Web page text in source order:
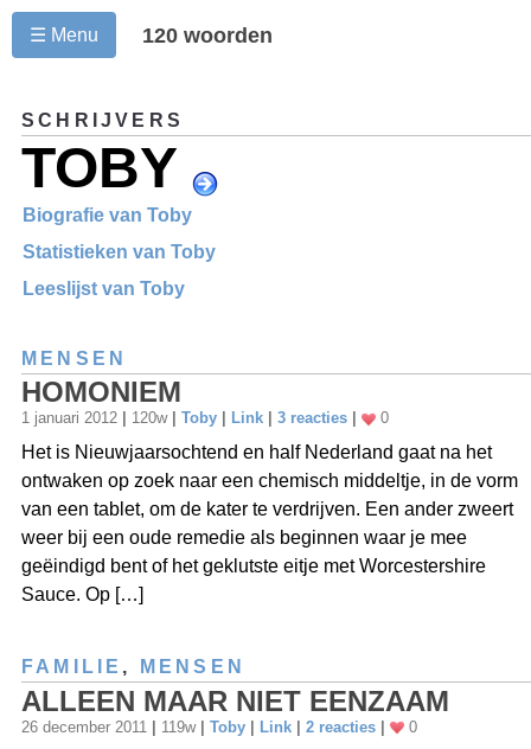
☰ Menu 120 woorden
SCHRIJVERS
TOBY
Biografie van Toby
Statistieken van Toby
Leeslijst van Toby
MENSEN
HOMONIEM
1 januari 2012 120w Toby Link 3 reacties 0
Het is Nieuwjaarsochtend en half Nederland gaat na het
ontwaken op zoek naar een chemisch middeltje, in de vorm
van een tablet, om de kater te verdrijven. Een ander zweert
weer bij een oude remedie als beginnen waar je mee
geëindigd bent of het geklutste eitje met Worcestershire
Sauce. Op […]
FAMILIE , MENSEN
ALLEEN MAAR NIET EENZAAM
26 december 2011 | 119w | Toby | Link | 2 reacties | 0